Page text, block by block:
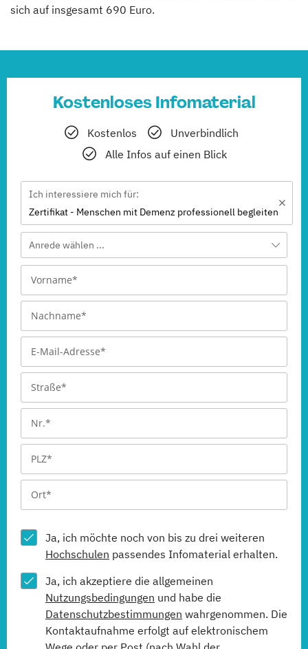
sich auf insgesamt 690 Euro.
Kostenloses Infomaterial
Kostenlos
Unverbindlich
Alle Infos auf einen Blick
Ich interessiere mich für:
Zertifikat - Menschen mit Demenz professionell begleiten
Anrede wählen ...
Ja, ich möchte noch von bis zu drei weiteren
Hochschulen passendes Infomaterial erhalten.
Ja, ich akzeptiere die allgemeinen
Nutzungsbedingungen und habe die
Datenschutzbestimmungen wahrgenommen. Die
Kontaktaufnahme erfolgt auf elektronischem